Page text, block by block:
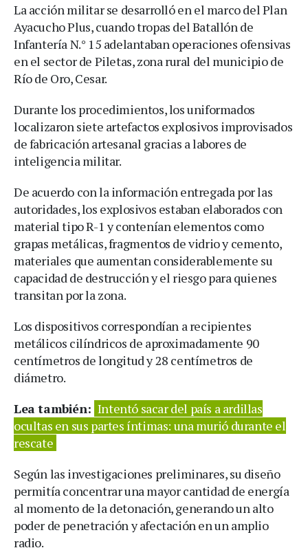
La acción militar se desarrolló en el marco del Plan
Ayacucho Plus, cuando tropas del Batallón de
Infantería N.° 15 adelantaban operaciones ofensivas
en el sector de Piletas, zona rural del municipio de
Río de Oro, Cesar.
Durante los procedimientos, los uniformados
localizaron siete artefactos explosivos improvisados
de fabricación artesanal gracias a labores de
inteligencia militar.
De acuerdo con la información entregada por las
autoridades, los explosivos estaban elaborados con
material tipo R-1 y contenían elementos como
grapas metálicas, fragmentos de vidrio y cemento,
materiales que aumentan considerablemente su
capacidad de destrucción y el riesgo para quienes
transitan por la zona.
Los dispositivos correspondían a recipientes
metálicos cilíndricos de aproximadamente 90
centímetros de longitud y 28 centímetros de
diámetro.
Lea también: Intentó sacar del país a ardillas
ocultas en sus partes íntimas: una murió durante el
rescate
Según las investigaciones preliminares, su diseño
permitía concentrar una mayor cantidad de energía
al momento de la detonación, generando un alto
poder de penetración y afectación en un amplio
radio.